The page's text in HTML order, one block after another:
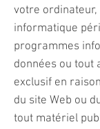
votre
informatique
programmes
données ou tout
exclusif en
du site Web ou
tout matériel